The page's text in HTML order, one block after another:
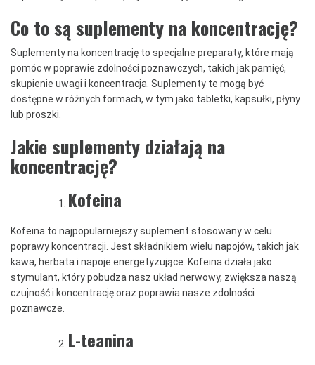
Co to są suplementy na koncentrację?
Suplementy na koncentrację to specjalne preparaty, które mają
pomóc w poprawie zdolności poznawczych, takich jak pamięć,
skupienie uwagi i koncentracja. Suplementy te mogą być
dostępne w różnych formach, w tym jako tabletki, kapsułki, płyny
lub proszki.
Jakie suplementy działają na
koncentrację?
Kofeina
Kofeina to najpopularniejszy suplement stosowany w celu
poprawy koncentracji. Jest składnikiem wielu napojów, takich jak
kawa, herbata i napoje energetyzujące. Kofeina działa jako
stymulant, który pobudza nasz układ nerwowy, zwiększa naszą
czujność i koncentrację oraz poprawia nasze zdolności
poznawcze.
L-teanina